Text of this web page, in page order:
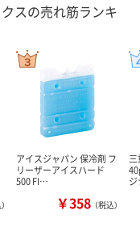
スの売れ筋ランキ
アイスジャパン 保冷剤 フ
リーザーアイスハード
500 FI…
￥358 （税込）